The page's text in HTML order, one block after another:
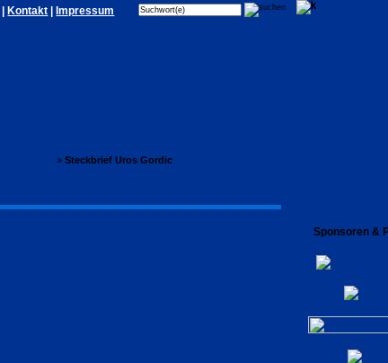
Sponsoren &
Kontakt Impressum
» Steckbrief Uros Gordic